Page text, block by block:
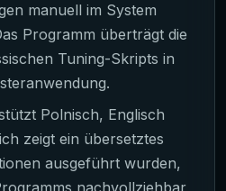
manuell im System
Programm überträgt die
Tuning-Skripts in
Polnisch, Englisch
zeigt ein übersetztes
ausgeführt wurden,